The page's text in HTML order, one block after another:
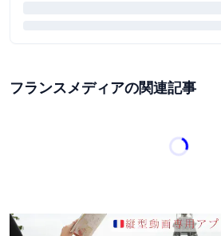
フランスメディアの関連記事